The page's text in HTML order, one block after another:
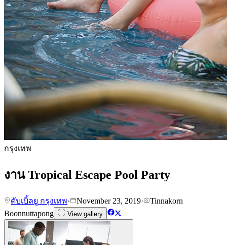
กรุงเทพ
งาน Tropical Escape Pool Party
ดับเบิ้ลยู กรุงเทพ· November 23, 2019·
Tinnakorn
Boonnuttapong
View gallery